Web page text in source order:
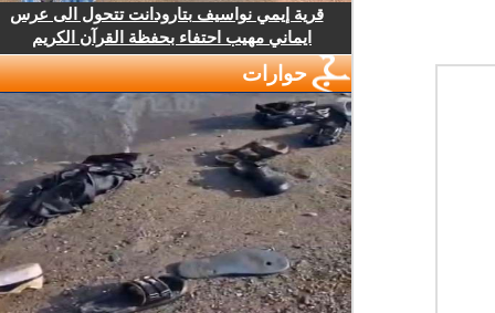
قرية إيمي نواسيف بتارودانت تتحول الى عرس
ايماني مهيب احتفاء بحفظة القرآن الكريم
حوارات